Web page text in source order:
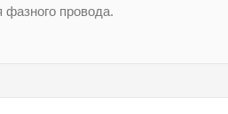
фазного провода.